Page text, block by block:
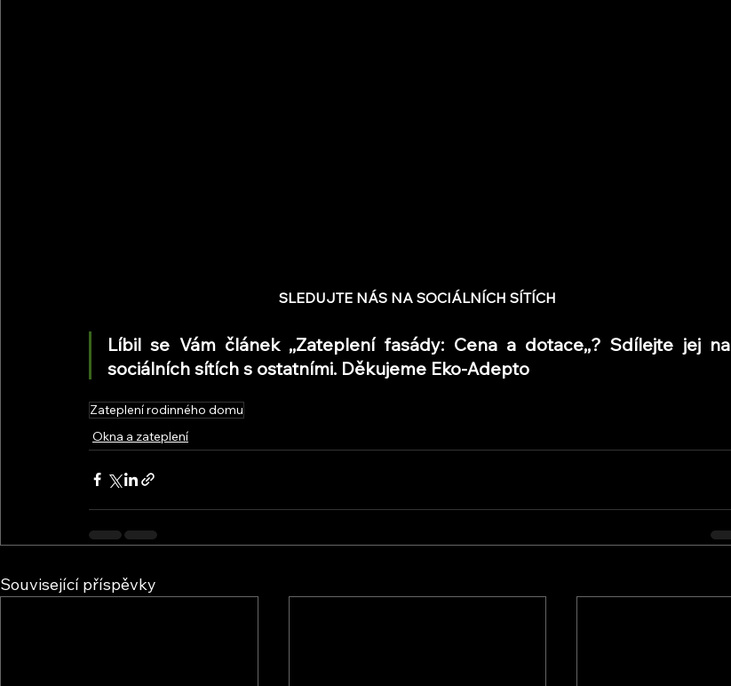
SLEDUJTE NÁS NA SOCIÁLNÍCH SÍTÍCH
Líbil se Vám článek ,,Zateplení fasády: Cena a dotace,,? Sdílejte jej na
sociálních sítích s ostatními. Děkujeme Eko-Adepto
Zateplení rodinného domu
Okna a zateplení
Související příspěvky